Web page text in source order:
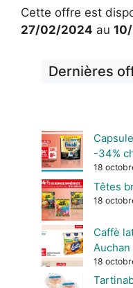
Cette offre est
27/02/2024 au
Dernières
-34%
18
Têtes
18
Caffè
Auchan
18